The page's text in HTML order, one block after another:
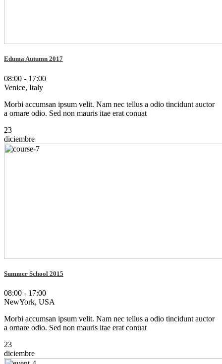
Eduma Autumn 2017
08:00 - 17:00
Venice, Italy
Morbi accumsan ipsum velit. Nam nec tellus a odio tincidunt auctor
a ornare odio. Sed non mauris itae erat conuat
23
diciembre
Summer School 2015
08:00 - 17:00
NewYork, USA
Morbi accumsan ipsum velit. Nam nec tellus a odio tincidunt auctor
a ornare odio. Sed non mauris itae erat conuat
23
diciembre